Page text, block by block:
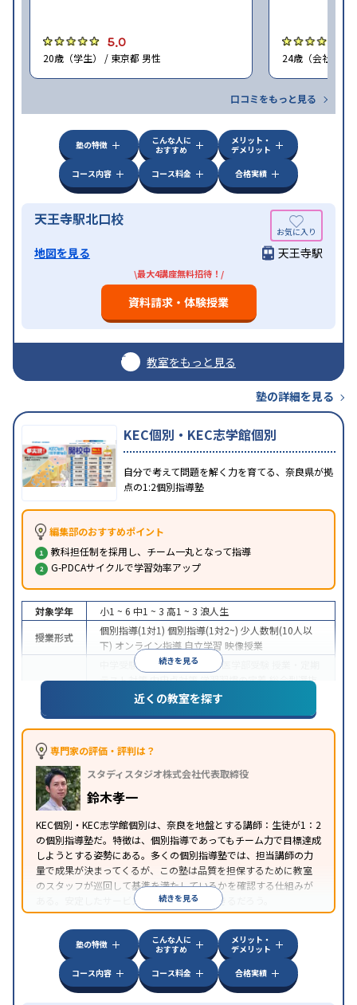
5.0
20歳（学生） / 東京都 男性 24歳（会社員<
口コミをもっと見る
塾の特徴
こんな人に
おすすめ
メリット・
デメリット
コース内容
コース料金 合格実績
天王寺駅北口校
地図を見る 天王寺駅
\最大4講座無料招待！/
資料請求・体験授業
教室をもっと見る
塾の詳細を見る
KEC個別・KEC志学館個別
自分で考えて問題を解く力を育てる、奈良県が拠
点の1:2個別指導塾
編集部のおすすめポイント
教科担任制を採用し、チーム一丸となって指導
G-PDCAサイクルで学習効率アップ
続きを見る
対象学年 小1 ~ 6 中1 ~ 3 高1 ~ 3 浪人生
授業形式
個別指導(1対1) 個別指導(1対2~) 少人数制(10人以
下) オンライン指導 自立学習 映像授業
中学受験 高校受験大学受験 医学部受験
テスト対策内申点対策学習習慣の定着総合型選抜
(旧AO)対策 推薦入試対策学校別特化対策
特徴
中高一貫校生に対応授業の振替可能学習にPC・タ
ブレットを利用
季節講習のみの受講可
近くの教室を探す
専門家の評価・評判は？
スタディスタジオ株式会社代表取締役
鈴木孝一
KEC個別・KEC志学館個別は、奈良を地盤とする講師：生徒が1：2
の個別指導塾だ。特徴は、個別指導であってもチーム力で目標達成
しようとする姿勢にある。多くの個別指導塾では、担当講師の力
量で成果が決まってくるが、この塾は品質を担保するために教室
のスタッフが巡回して基準を満たしているかを確認する仕組みが
ある。安定したサービスを受けることができるだろう。
続きを見る
塾の特徴
こんな人に
おすすめ
メリット・
デメリット
コース内容
コース料金 合格実績